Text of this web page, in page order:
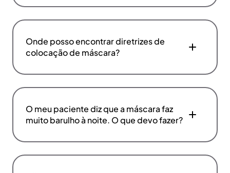
Onde posso encontrar diretrizes de
colocação de máscara?
O meu paciente diz que a máscara faz
muito barulho à noite. O que devo fazer?